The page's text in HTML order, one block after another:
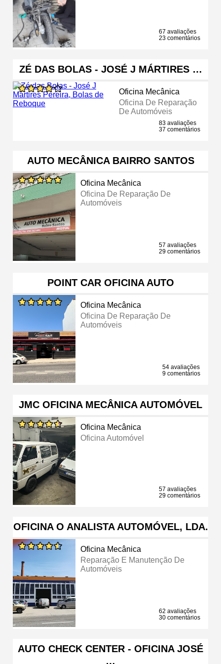
67 avaliações
23 comentários
ZÉ DAS BOLAS - JOSÉ J MÁRTIRES …
Oficina Mecânica
Oficina De Reparação
De Automóveis
83 avaliações
37 comentários
AUTO MECÂNICA BAIRRO SANTOS
Oficina Mecânica
Oficina De Reparação De
Automóveis
57 avaliações
29 comentários
POINT CAR OFICINA AUTO
Oficina Mecânica
Oficina De Reparação De
Automóveis
54 avaliações
9 comentários
JMC OFICINA MECÂNICA AUTOMÓVEL
Oficina Mecânica
Oficina Automóvel
57 avaliações
29 comentários
OFICINA O ANALISTA AUTOMÓVEL, LDA.
Oficina Mecânica
Reparação E Manutenção De
Automóveis
62 avaliações
30 comentários
AUTO CHECK CENTER - OFICINA JOSÉ
…